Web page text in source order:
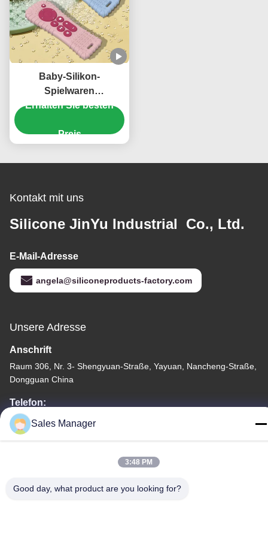
Baby-Silikon-
Spielwaren
geschmackloses
das Kauen
Erhalten Sie besten
Preis
Kontakt mit uns
Silicone JinYu Industrial Co., Ltd.
E-Mail-Adresse
angela@siliconeproducts-factory.com
Unsere Adresse
Anschrift
Raum 306, Nr. 3- Shengyuan-Straße, Yayuan, Nancheng-Straße,
Dongguan China
Telefon:
86--15028563200
Datenschutzrichtlinie|Sitemap
Sales Manager
3:48 PM
Good day, what product are you looking for?